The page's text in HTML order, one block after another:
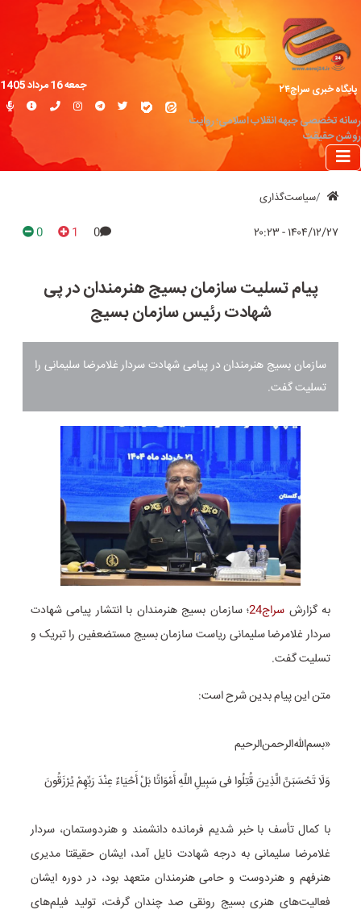
پایگاه خبری سراج۲۴
رسانه تخصصی جبهه انقلاب اسلامی؛ روایت
روشن حقیقت
جمعه 16 مرداد 1405
سیاست‌گذاری
۱۴۰۴/۱۲/۲۷ - ۲۰:۲۳ 0
1
0
پیام تسلیت سازمان بسیج هنرمندان در پی
شهادت رئیس سازمان بسیج
سازمان بسیج هنرمندان در پیامی شهادت سردار غلامرضا سلیمانی را
تسلیت گفت.
به گزارش سراج24
؛ سازمان بسیج هنرمندان با انتشار پیامی شهادت
سردار غلامرضا سلیمانی ریاست سازمان بسیج مستضعفین را تبریک و
تسلیت گفت.
متن این پیام بدین شرح است:
«بسم‌الله‌الرحمن‌الرحیم
وَلَا تَحْسَبَنَّ الَّذِینَ قُتِلُوا فی سَبِیلِ اللَّهِ أَمْوَاتًا بَلْ أَحْیَاءٌ عِنْدَ رَبِّهِمْ یُرْزَقُونَ
با کمال تأسف با خبر شدیم فرمانده دانشمند و هنردوستمان، سردار
غلامرضا سلیمانی به درجه شهادت نایل آمد، ایشان حقیقتا مدیری
هنرفهم و هنردوست و حامی هنرمندان متعهد بود، در دوره ایشان
فعالیت‌های هنری بسیج رونقی صد چندان گرفت، تولید فیلم‌های